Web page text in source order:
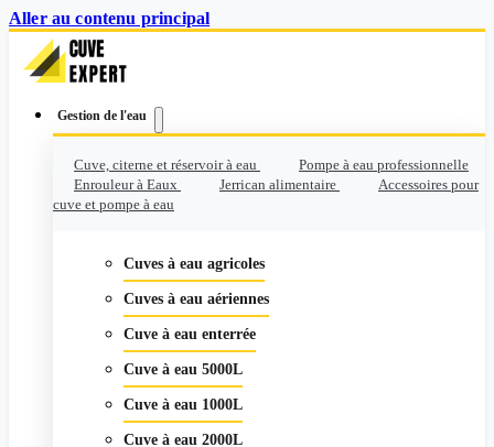
Aller au contenu principal
Gestion de l'eau
Cuve, citerne et réservoir à eau
Pompe à eau professionnelle
Enrouleur à Eaux
Jerrican alimentaire
Accessoires pour
cuve et pompe à eau
Cuves à eau agricoles
Cuves à eau aériennes
Cuve à eau enterrée
Cuve à eau 5000L
Cuve à eau 1000L
Cuve à eau 2000L